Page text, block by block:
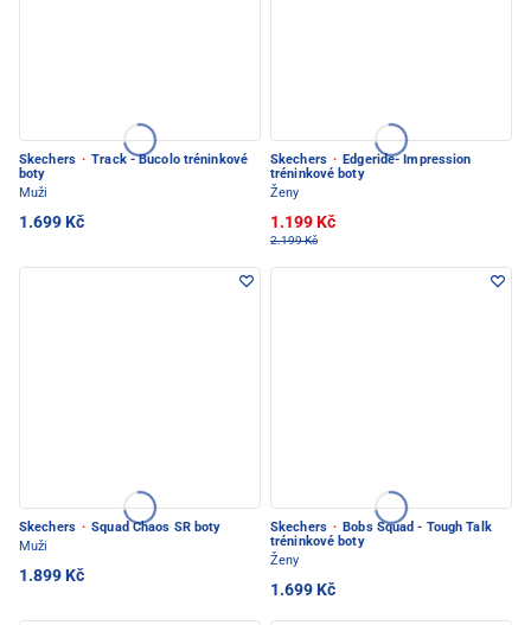
Skechers · Track - Bucolo tréninkové
boty
Muži
1.699 Kč
Skechers · Edgeride- Impression
tréninkové boty
Ženy
1.199 Kč
2.199 Kč
Skechers · Squad Chaos SR boty
Muži
1.899 Kč
Skechers · Bobs Squad - Tough Talk
tréninkové boty
Ženy
1.699 Kč